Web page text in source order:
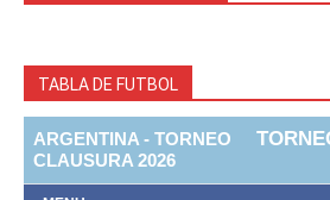
TABLA DE FUTBOL